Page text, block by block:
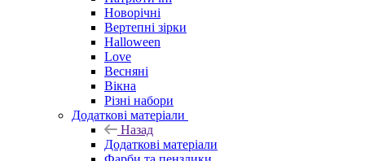
Новорічні
Вертепні зірки
Halloween
Love
Весняні
Вікна
Різні набори
Додаткові матеріали
Назад
Додаткові матеріали